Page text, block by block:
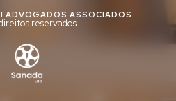
ADVOGADOS ASSOCIADOS
reservados.